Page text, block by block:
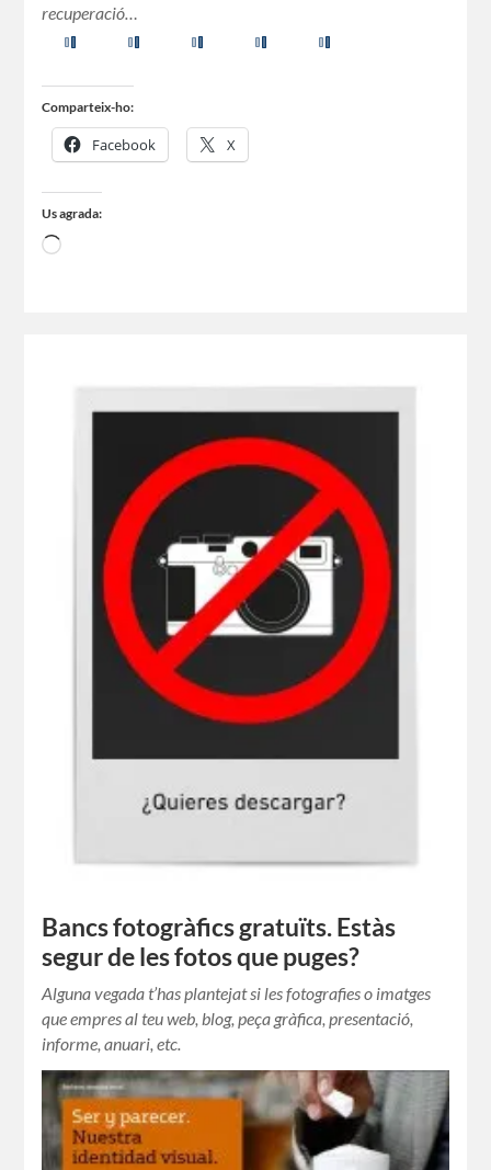
recuperació…
Comparteix-ho:
Facebook X
Us agrada:
Bancs fotogràfics gratuïts. Estàs
segur de les fotos que puges?
Alguna vegada t’has plantejat si les fotografies o imatges
que empres al teu web, blog, peça gràfica, presentació,
informe, anuari, etc.
Comparteix-ho: